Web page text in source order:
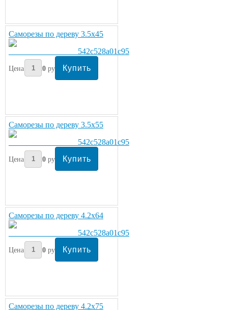
Саморезы по дереву 3.5х45
Цена: 220руб/кг.
Саморезы по дереву 3.5х55
Цена: 220руб/кг.
Саморезы по дереву 4.2х64
Цена: 220руб/кг.
Саморезы по дереву 4.2х75